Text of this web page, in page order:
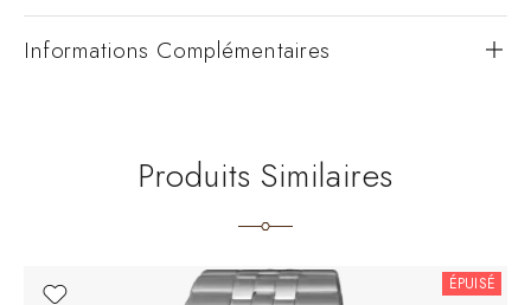
Informations Complémentaires
Produits Similaires
ÉPUISÉ